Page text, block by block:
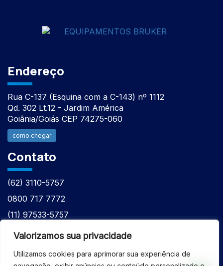
Valorizamos sua privacidade
Utilizamos cookies para aprimorar sua experiência de
Endereço
Rua C-137 (Esquina com a C-143) nº 1112
Qd. 302 Lt.12 - Jardim América
Goiânia/Goiás CEP 74275-060
como chegar
Contato
(62) 3110-5757
0800 717 7772
(11) 97533-5757
(62) 98610-7777